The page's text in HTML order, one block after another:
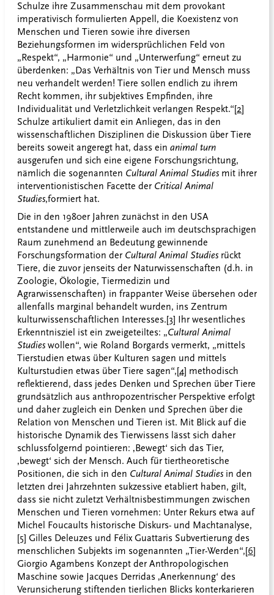
Schulze ihre Zusammenschau mit dem provokant
imperativisch formulierten Appell, die Koexistenz von
Menschen und Tieren sowie ihre diversen
Beziehungsformen im widersprüchlichen Feld von
„Respekt“, „Harmonie“ und „Unterwerfung“ erneut zu
überdenken: „Das Verhältnis von Tier und Mensch muss
neu verhandelt werden! Tiere sollen endlich zu ihrem
Recht kommen, ihr subjektives Empfinden, ihre
Individualität und Verletzlichkeit verlangen Respekt.“[2]
Schulze artikuliert damit ein Anliegen, das in den
wissenschaftlichen Disziplinen die Diskussion über Tiere
bereits soweit angeregt hat, dass ein animal turn
ausgerufen und sich eine eigene Forschungsrichtung,
nämlich die sogenannten Cultural Animal Studies mit ihrer
interventionistischen Facette der Critical Animal
Studies,formiert hat.
Die in den 1980er Jahren zunächst in den USA
entstandene und mittlerweile auch im deutschsprachigen
Raum zunehmend an Bedeutung gewinnende
Forschungsformation der Cultural Animal Studies rückt
Tiere, die zuvor jenseits der Naturwissenschaften (d.h. in
Zoologie, Ökologie, Tiermedizin und
Agrarwissenschaften) in frappanter Weise übersehen oder
allenfalls marginal behandelt wurden, ins Zentrum
kulturwissenschaftlichen Interesses.[3]
Ihr wesentliches
Erkenntnisziel ist ein zweigeteiltes: „Cultural Animal
Studies wollen“, wie Roland Borgards vermerkt, „mittels
Tierstudien etwas über Kulturen sagen und mittels
Kulturstudien etwas über Tiere sagen“,[4] methodisch
reflektierend, dass jedes Denken und Sprechen über Tiere
grundsätzlich aus anthropozentrischer Perspektive erfolgt
und daher zugleich ein Denken und Sprechen über die
Relation von Menschen und Tieren ist. Mit Blick auf die
historische Dynamik des Tierwissens lässt sich daher
schlussfolgernd pointieren: ‚Bewegt‘ sich das Tier,
‚bewegt‘ sich der Mensch. Auch für tiertheoretische
Positionen, die sich in den Cultural Animal Studies in den
letzten drei Jahrzehnten sukzessive etabliert haben, gilt,
dass sie nicht zuletzt Verhältnisbestimmungen zwischen
Menschen und Tieren vornehmen: Unter Rekurs etwa auf
Michel Foucaults historische Diskurs- und Machtanalyse,
[5] Gilles Deleuzes und Félix Guattaris Subvertierung des
menschlichen Subjekts im sogenannten „Tier-Werden“,[6]
Giorgio Agambens Konzept der Anthropologischen
Maschine sowie Jacques Derridas ‚Anerkennung‘ des
Verunsicherung stiftenden tierlichen Blicks konterkarieren